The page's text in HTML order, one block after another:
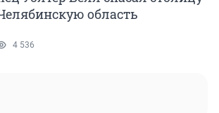
область
4 536